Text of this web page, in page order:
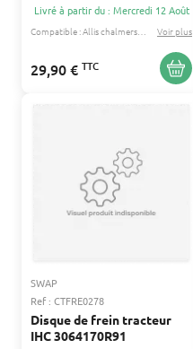
Livré à partir du : Mercredi 12 Août
Compatible : David brown
Voir plus
29,90 € TTC
SWAP
Ref : CTFRE0278
Disque de frein tracteur
IHC 3064170R91